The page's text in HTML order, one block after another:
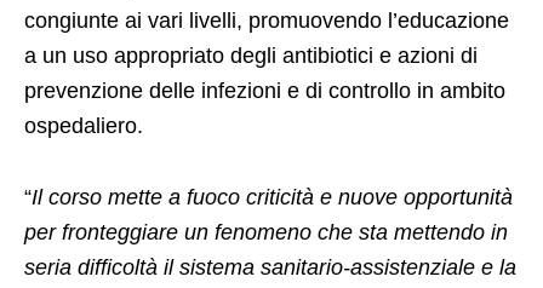
congiunte ai vari livelli, promuovendo l’educazione
a un uso appropriato degli antibiotici e azioni di
prevenzione delle infezioni e di controllo in ambito
ospedaliero.
“Il corso mette a fuoco criticità e nuove opportunità
per fronteggiare un fenomeno che sta mettendo in
seria difficoltà il sistema sanitario-assistenziale e la